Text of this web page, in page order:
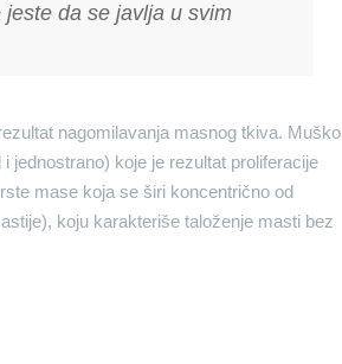
da se javlja u svim
nagomilavanja masnog tkiva. Muško
jednostrano) koje je rezultat proliferacije
mase koja se širi koncentrično od
koju karakteriše taloženje masti bez